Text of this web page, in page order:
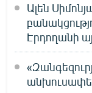
Ալեն
Էրդողանի